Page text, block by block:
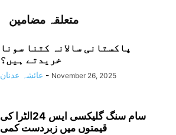
متعلقہ مضامین
پاکستانی سالانہ کتنا سونا
خریدتے ہیں؟
عائشہ عدنان - November 26, 2025
سام سنگ گلیکسی ایس 24الٹرا کی
قیمتوں میں زبردست کمی